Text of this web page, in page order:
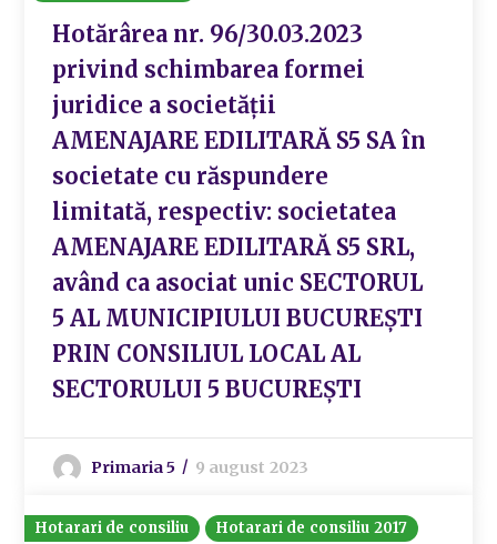
Hotărârea nr. 96/30.03.2023
privind schimbarea formei
juridice a societății
AMENAJARE EDILITARĂ S5 SA în
societate cu răspundere
limitată, respectiv: societatea
AMENAJARE EDILITARĂ S5 SRL,
având ca asociat unic SECTORUL
5 AL MUNICIPIULUI BUCUREȘTI
PRIN CONSILIUL LOCAL AL
SECTORULUI 5 BUCUREȘTI
Primaria 5 9 august 2023
Hotarari de consiliu
Hotarari de consiliu 2017